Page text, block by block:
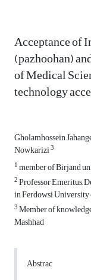
Acceptance of
(pazhoohan)
of Medical
technology
Gholamhossein
Nowkarizi3
1member of Birjand
2Professor Emeritus,
in Ferdowsi University
3Member of
Mashhad
Abstrac